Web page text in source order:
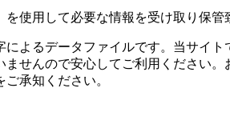
使用して必要な情報を受け取り保管
よるデータファイルです。当サイ
せんので安心してご利用ください
承知ください。